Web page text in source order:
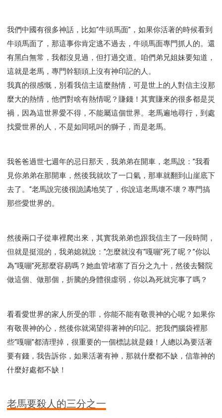
我們中國有很多神話，比如“牛頭馬面”，如果你活著的時候看到
牛頭馬面了，那這事你肯定逃不過去，牛頭馬面專門抓人的。還
有黑白無常，我都沒見過，但打過交道。咱們弟兄姐妹要知道，
這就是老馬，專門幹額頭上沒有神印記的人。
我真的很感慨，別看我信主這麼熱情，可是世上的人對信主沒那
麼大的熱情，他們對啥有熱情呢？賺錢！其實賺來的很多都是災
禍，因為這世界愛不得，不能屬這個世界。老馬遍地尋行，到處
找愛世界的人，不是如同吼叫的獅子，而是老馬。
我爸爸過世七週年的忌日那天，我弟弟在開車，老馬說：”我看
見你弟弟在那開車，然後我就吹了一口氣，那車就翻到山崖底下
去了。“老馬說完後很詭譎地笑了，你說這老馬壞不壞？專門搞
那些愛世界的。
然後兩口子從車裡爬出來，其實我弟弟也跟我信主了一段時間，
但就是挺混的，我弟媳就說：“怎麼就沒有“嘎嘣”死了呢？”你以
為“嘎嘣”死那麼容易嗎？她血管堵塞了百分之九十，然後去醫院
做這個、做那個，折騰的身體很虛弱，你以為死就完事了嗎？
看看愛世界的家人所受的罪，你能不能有敬畏神的心呢？如果你
有敬畏神的心，然後你就渴望得著神的印記。把我們腦袋裡那
些“嘎嘣”都清理掉，很重要的一個標誌就是錢！人總以為要活著
要有錢，我告訴你，如果活著有神，那就什麼都不缺，信靠神的
什麼好處都不缺！
老馬要殺人的三分之一